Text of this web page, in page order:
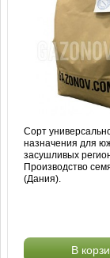
Сорт
назначения для
засушливых
Производство
(Дания).
В